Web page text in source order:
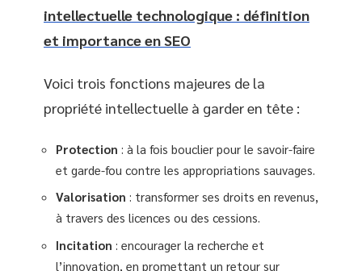
intellectuelle technologique : définition
et importance en SEO
Voici trois fonctions majeures de la
propriété intellectuelle à garder en tête :
Protection : à la fois bouclier pour le savoir-faire
et garde-fou contre les appropriations sauvages.
Valorisation : transformer ses droits en revenus,
à travers des licences ou des cessions.
Incitation : encourager la recherche et
l’innovation, en promettant un retour sur